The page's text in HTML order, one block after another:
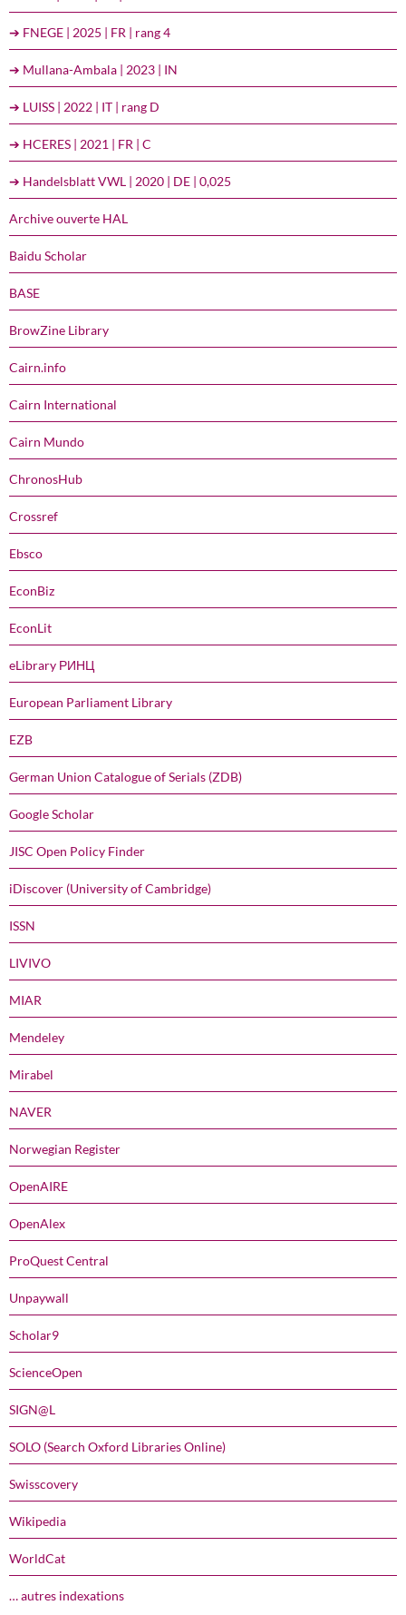
➔ FNEGE | 2025 | FR | rang 4
➔ Mullana-Ambala | 2023 | IN
➔ LUISS | 2022 | IT | rang D
➔ HCERES | 2021 | FR | C
➔ Handelsblatt VWL | 2020 | DE | 0,025
Archive ouverte HAL
Baidu Scholar
BASE
BrowZine Library
Cairn.info
Cairn International
Cairn Mundo
ChronosHub
Crossref
Ebsco
EconBiz
EconLit
eLibrary РИНЦ
European Parliament Library
EZB
German Union Catalogue of Serials (ZDB)
Google Scholar
JISC Open Policy Finder
iDiscover (University of Cambridge)
ISSN
LIVIVO
MIAR
Mendeley
Mirabel
NAVER
Norwegian Register
OpenAIRE
OpenAlex
ProQuest Central
Unpaywall
Scholar9
ScienceOpen
SIGN@L
SOLO (Search Oxford Libraries Online)
Swisscovery
Wikipedia
WorldCat
… autres indexations